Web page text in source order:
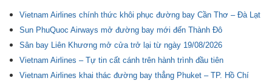
Vietnam Airlines chính thức khôi phục đường bay Cần Thơ – Đà Lạt
Sun PhuQuoc Airways mở đường bay mới đến Thành Đô
Sân bay Liên Khương mở cửa trở lại từ ngày 19/08/2026
Vietnam Airlines – Tự tin cất cánh trên hành trình đầu tiên
Vietnam Airlines khai thác đường bay thẳng Phuket – TP. Hồ Chí